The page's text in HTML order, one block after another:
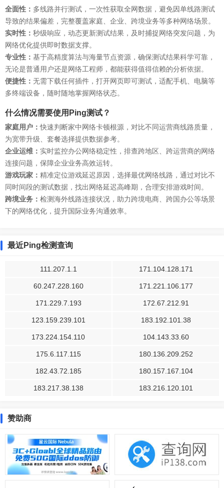
全面性： 多线路并行测试，一次性获取全网数据，避免因单线路测试
导致的结果偏差，完整覆盖家庭、企业、跨境业务等多种网络场景。
实时性： 秒级响应，动态更新测试结果，及时捕捉网络突发问题，为
网络优化提供即时数据支撑。
专业性： 基于高精度算法与海量节点资源，确保测试结果科学可靠，
无论是普通用户还是网络工程师，都能获得值得信赖的分析依据。
便捷性： 无需下载任何插件，打开网页即可测试，适配手机、电脑等
多终端设备，随时随地掌握网络状态。
什么情况需要使用Ping测试？
家庭用户：快速判断家中网络卡顿根源，对比不同运营商线路质量，
为宽带升级、套餐选择提供数据参考。
企业运维： 实时监控办公网络稳定性，排查跨地区、跨运营商的网络
连接问题，保障企业业务高效运转。
游戏玩家： 精准定位游戏延迟原因，选择最优网络线路，通过对比不
同时间段的测试数据，找出网络延迟高峰期，合理安排游戏时间。
跨境业务： 检测海外线路连接状况，助力跨境电商、跨国办公等场景
下的网络优化，提升国际业务沟通效率。
最近Ping检测查询
111.207.1.1 171.104.128.171
60.247.228.160 171.221.106.177
171.229.7.193 172.67.212.91
123.159.239.101 183.192.101.38
173.224.154.110 104.143.33.60
175.6.117.115 180.136.209.252
182.43.72.185 180.157.167.104
183.217.38.138 183.216.120.101
赞助商